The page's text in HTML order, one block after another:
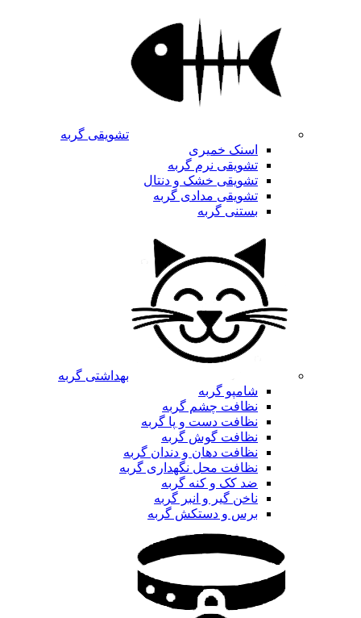
تشویقی گربه
اسنک خمیری
تشویقی نرم گربه
تشویقی خشک و دنتال
تشویقی مدادی گربه
بستنی گربه
بهداشتی گربه
شامپو گربه
نظافت چشم گربه
نظافت دست و پا گربه
نظافت گوش گربه
نظافت دهان و دندان گربه
نظافت محل نگهداری گربه
ضد کک و کنه گربه
ناخن گیر و انبر گربه
برس و دستکش گربه